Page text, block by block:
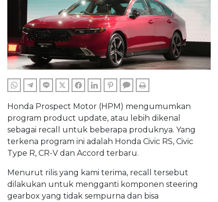
WHATSAPPTELEGRAM
LINE TWITTERFACEBOOKLINKEDINPINTERESTCOMMENTS
Honda Prospect Motor (HPM) mengumumkan
program product update, atau lebih dikenal
sebagai recall untuk beberapa produknya. Yang
terkena program ini adalah Honda Civic RS, Civic
Type R, CR-V dan Accord terbaru.
Menurut rilis yang kami terima, recall tersebut
dilakukan untuk mengganti komponen steering
gearbox yang tidak sempurna dan bisa